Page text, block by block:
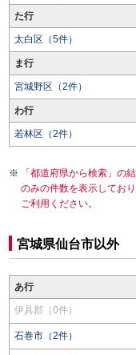
た行
太白区（5件）
ま行
宮城野区（2件）
わ行
若林区（2件）
「都道府県から検索」の
のみの件数を表示してお
ご利用ください。
宮城県仙台市以外
あ行
伊具郡（0件）
石巻市（2件）